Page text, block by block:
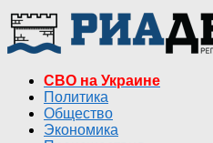
СВО на Украине
Политика
Общество
Экономика